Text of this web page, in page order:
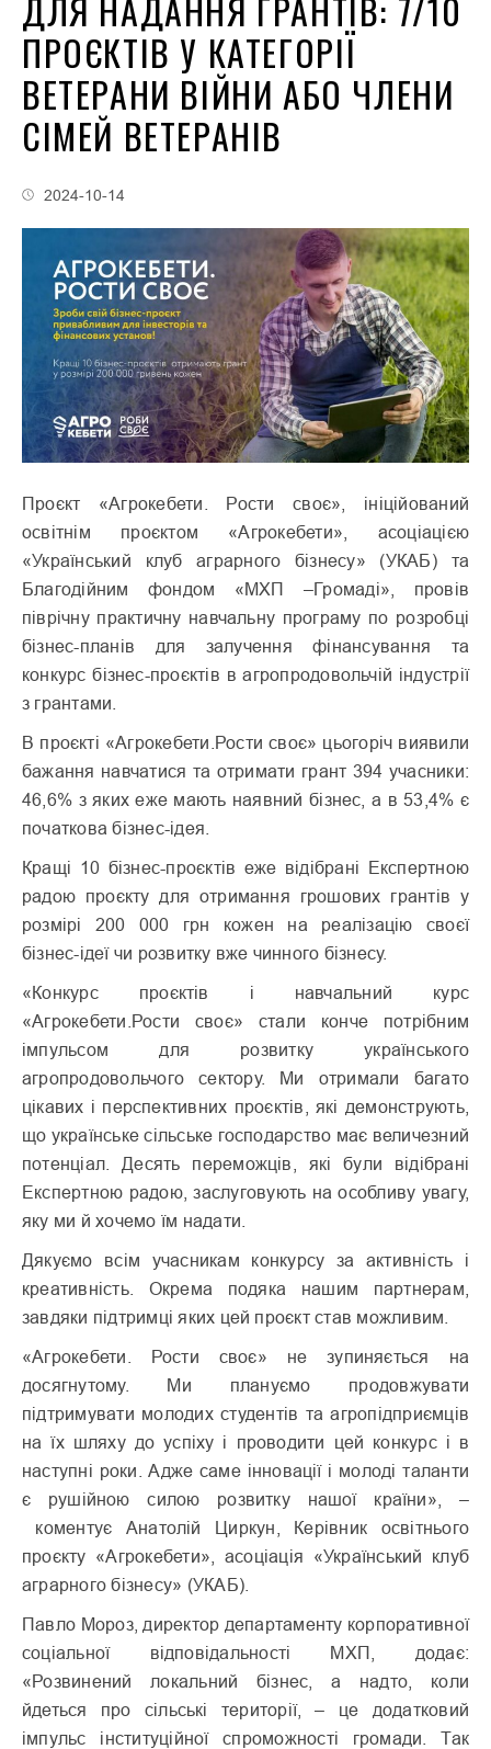
ДЛЯ НАДАННЯ ГРАНТІВ: 7/10
ПРОЄКТІВ У КАТЕГОРІЇ
ВЕТЕРАНИ ВІЙНИ АБО ЧЛЕНИ
СІМЕЙ ВЕТЕРАНІВ
2024-10-14
Проєкт «Агрокебети. Рости своє», ініційований
освітнім проєктом «Агрокебети», асоціацією
«Український клуб аграрного бізнесу» (УКАБ) та
Благодійним фондом «МХП –Громаді», провів
піврічну практичну навчальну програму по розробці
бізнес-планів для залучення фінансування та
конкурс бізнес-проєктів в агропродовольчій індустрії
з грантами.
В проєкті «Агрокебети.Рости своє» цьогоріч виявили
бажання навчатися та отримати грант 394 учасники:
46,6% з яких eже мають наявний бізнес, а в 53,4% є
початкова бізнес-ідея.
Кращі 10 бізнес-проєктів eже відібрані Експертною
радою проєкту для отримання грошових грантів у
розмірі 200 000 грн кожен на реалізацію своєї
бізнес-ідеї чи розвитку вже чинного бізнесу.
«Конкурс проєктів і навчальний курс
«Агрокебети.Рости своє» стали конче потрібним
імпульсом для розвитку українського
агропродовольчого сектору. Ми отримали багато
цікавих і перспективних проєктів, які демонструють,
що українське сільське господарство має величезний
потенціал. Десять переможців, які були відібрані
Експертною радою, заслуговують на особливу увагу,
яку ми й хочемо їм надати.
Дякуємо всім учасникам конкурсу за активність і
креативність. Окрема подяка нашим партнерам,
завдяки підтримці яких цей проєкт став можливим.
«Агрокебети. Рости своє» не зупиняється на
досягнутому. Ми плануємо продовжувати
підтримувати молодих студентів та агропідприємців
на їх шляху до успіху і проводити цей конкурс і в
наступні роки. Адже саме інновації і молоді таланти
є рушійною силою розвитку нашої країни», –
коментує Анатолій Циркун, Керівник освітнього
проєкту «Агрокебети», асоціація «Український клуб
аграрного бізнесу» (УКАБ).
Павло Мороз, директор департаменту корпоративної
соціальної відповідальності МХП, додає:
«Розвинений локальний бізнес, а надто, коли
йдеться про сільські території, – це додатковий
імпульс інституційної спроможності громади. Так